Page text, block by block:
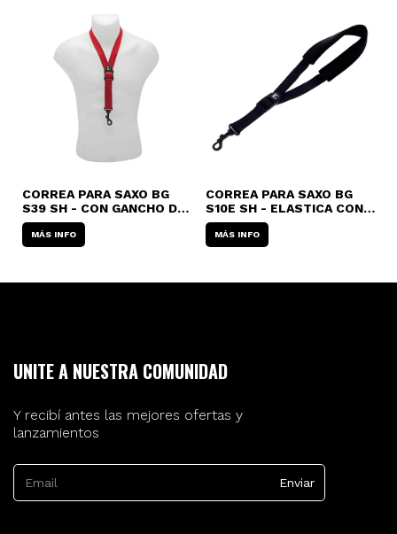
CORREA PARA SAXO BG
S39 SH - CON GANCHO DE
PLÁSTICO ROJO
MÁS INFO
CORREA PARA SAXO BG
S10E SH - ELASTICA CON
GANCHO PLASTICO
MÁS INFO
UNITE A NUESTRA COMUNIDAD
Y recibí antes las mejores ofertas y
lanzamientos